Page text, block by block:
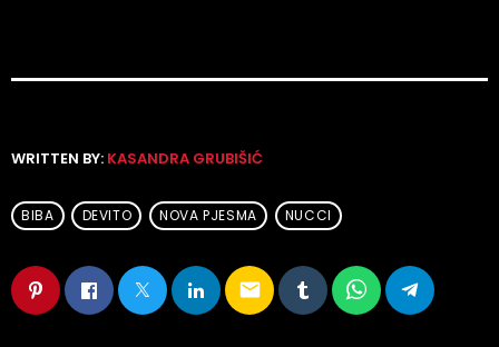
WRITTEN BY: KASANDRA GRUBIŠIĆ
BIBA DEVITO NOVA PJESMA NUCCI
email